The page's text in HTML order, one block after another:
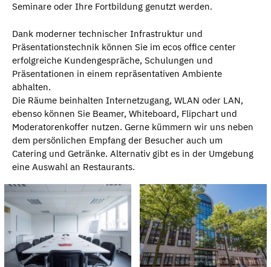
Seminare oder Ihre Fortbildung genutzt werden.
Dank moderner technischer Infrastruktur und
Präsentationstechnik können Sie im ecos office center
erfolgreiche Kundengespräche, Schulungen und
Präsentationen in einem repräsentativen Ambiente
abhalten.
Die Räume beinhalten Internetzugang, WLAN oder LAN,
ebenso können Sie Beamer, Whiteboard, Flipchart und
Moderatorenkoffer nutzen. Gerne kümmern wir uns neben
dem persönlichen Empfang der Besucher auch um
Catering und Getränke. Alternativ gibt es in der Umgebung
eine Auswahl an Restaurants.